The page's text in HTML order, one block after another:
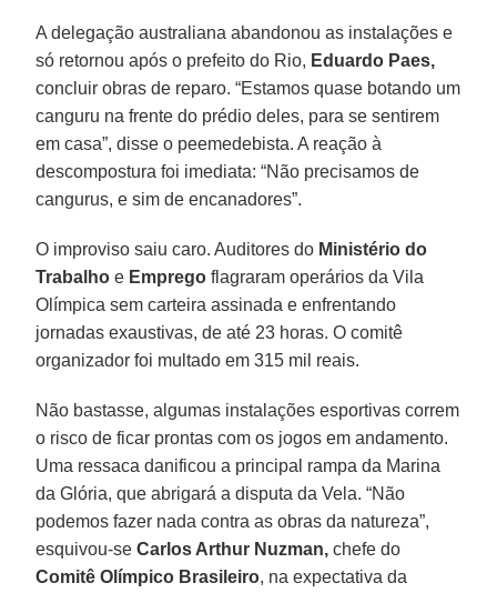
A delegação australiana abandonou as instalações e
só retornou após o prefeito do Rio, Eduardo Paes,
concluir obras de reparo. “Estamos quase botando um
canguru na frente do prédio deles, para se sentirem
em casa”, disse o peemedebista. A reação à
descompostura foi imediata: “Não precisamos de
cangurus, e sim de encanadores”.
O improviso saiu caro. Auditores do Ministério do
Trabalho e Emprego flagraram operários da Vila
Olímpica sem carteira assinada e enfrentando
jornadas exaustivas, de até 23 horas. O comitê
organizador foi multado em 315 mil reais.
Não bastasse, algumas instalações esportivas correm
o risco de ficar prontas com os jogos em andamento.
Uma ressaca danificou a principal rampa da Marina
da Glória, que abrigará a disputa da Vela. “Não
podemos fazer nada contra as obras da natureza”,
esquivou-seCarlos Arthur Nuzman, chefe do
Comitê Olímpico Brasileiro, na expectativa da